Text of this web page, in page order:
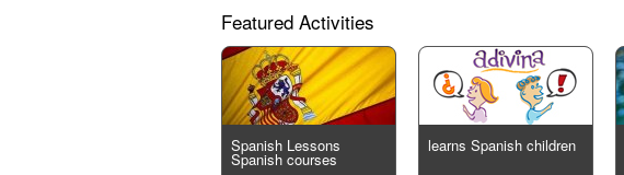
Featured Activities
Spanish Lessons
Spanish courses
learns Spanish children